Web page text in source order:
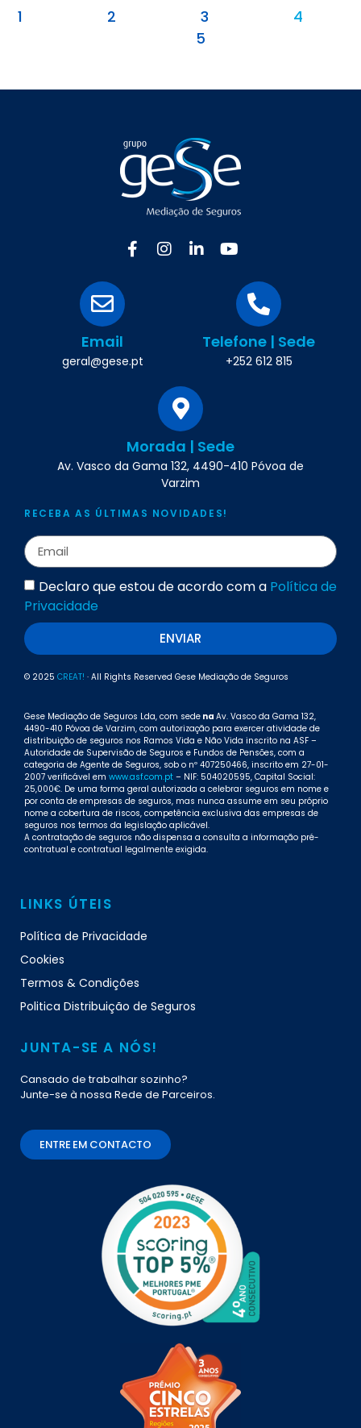
1 2 3
4
5
Email
geral@gese.pt
Telefone | Sede
+252 612 815
Morada | Sede
Av. Vasco da Gama 132, 4490-410 Póvoa de
Varzim
RECEBA AS ÚLTIMAS NOVIDADES!
Declaro que estou de acordo com a Política de
Privacidade
ENVIAR
© 2025 CREAT! · All Rights Reserved Gese Mediação de Seguros
Gese Mediação de Seguros Lda, com sede na Av. Vasco da Gama 132,
4490-410 Póvoa de Varzim, com autorização para exercer atividade de
distribuição de seguros nos Ramos Vida e Não Vida inscrito na ASF –
Autoridade de Supervisão de Seguros e Fundos de Pensões, com a
categoria de Agente de Seguros, sob o nº 407250466, inscrito em 27-01-
2007 verificável em www.asf.com.pt – NIF: 504020595, Capital Social:
25,000€. De uma forma geral autorizada a celebrar seguros em nome e
por conta de empresas de seguros, mas nunca assume em seu próprio
nome a cobertura de riscos, competência exclusiva das empresas de
seguros nos termos da legislação aplicável.
A contratação de seguros não dispensa a consulta a informação pré-
contratual e contratual legalmente exigida.
LINKS ÚTEIS
Política de Privacidade
Cookies
Termos & Condições
Politica Distribuição de Seguros
JUNTA-SE A NÓS!
Cansado de trabalhar sozinho?
Junte-se à nossa Rede de Parceiros.
ENTRE EM CONTACTO